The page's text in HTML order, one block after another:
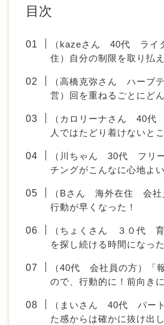
目次
（kazeさん 40代 ライ
住）自分の制限を取り払
（高橋克弥さん ハーブ
営）回を重ねるごとにど
（カロリーナさん 40代
人ではたどり着けないと
（川ちゃん 30代 フリ
チングがこんなに心地よ
（Bさん 海外在住 会社
行動が早くなった！
（ちょくさん ３０代 育
を探し続ける時間になった
（40代 会社員の方）「
ので、行動的に！前向きに
（まいさん 40代 パー
た感からは確かに抜け出